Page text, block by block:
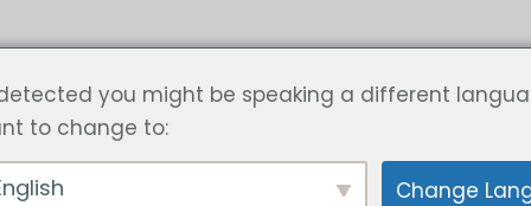
Статья Рассчитайте цену сейчас Свяжитесь с
в Дубае - индивидуальные
you might be speaking a different
to change to:
Change